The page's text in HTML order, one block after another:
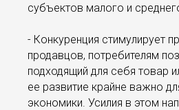
субъектов малого и
- Конкуренция стимулирует
продавцов, потребителям
подходящий для себя товар
ее развитие крайне важно
экономики. Усилия в этом